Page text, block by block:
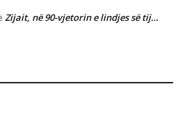
Zijait, në 90-vjetorin e lindjes së tij…